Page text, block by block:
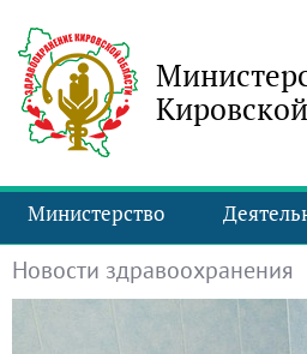
Министерство
Новости здравоохранения